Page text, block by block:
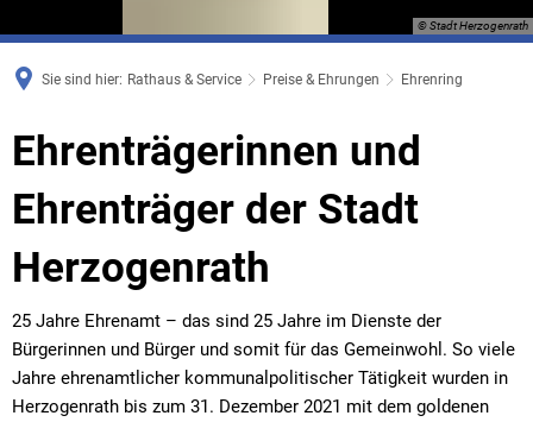
© Stadt Herzogenrath
Sie sind hier: Rathaus & Service Preise & Ehrungen Ehrenring
Ehrenring
Ehrenträgerinnen und
Ehrenträger der Stadt
Herzogenrath
25 Jahre Ehrenamt – das sind 25 Jahre im Dienste der
Bürgerinnen und Bürger und somit für das Gemeinwohl. So viele
Jahre ehrenamtlicher kommunalpolitischer Tätigkeit wurden in
Herzogenrath bis zum 31. Dezember 2021 mit dem goldenen